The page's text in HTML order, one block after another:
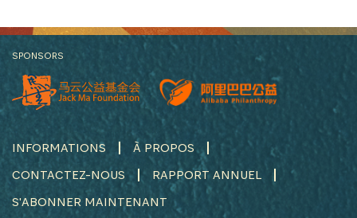
SPONSORS
INFORMATIONS
À PROPOS
CONTACTEZ-NOUS
RAPPORT ANNUEL
S'ABONNER MAINTENANT